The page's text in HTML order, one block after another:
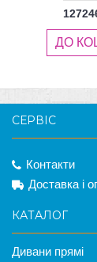
ДО
СЕРВІС
Контакти
Доставка і
КАТАЛОГ
Дивани прямі